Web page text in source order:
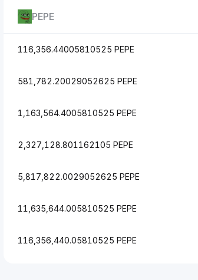
PEPE
116,356.44005810525 PEPE
581,782.20029052625 PEPE
1,163,564.4005810525 PEPE
2,327,128.801162105 PEPE
5,817,822.0029052625 PEPE
11,635,644.005810525 PEPE
116,356,440.05810525 PEPE